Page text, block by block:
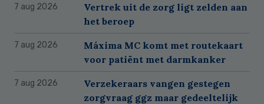
7 aug 2026
Vertrek uit de zorg ligt zelden aan
het beroep
7 aug 2026
Máxima MC komt met routekaart
voor patiënt met darmkanker
7 aug 2026
Verzekeraars vangen gestegen
zorgvraag ggz maar gedeeltelijk